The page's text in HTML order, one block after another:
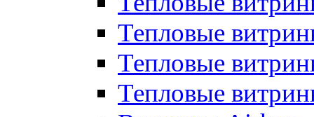
Тепловые
Тепловые
Тепловые